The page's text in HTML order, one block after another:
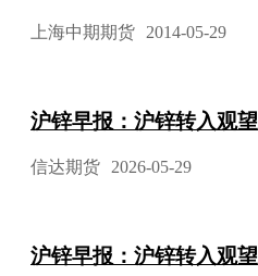
上海中期期货 2014-05-29
沪锌早报：沪锌转入观望
信达期货 2026-05-29
沪锌早报：沪锌转入观望